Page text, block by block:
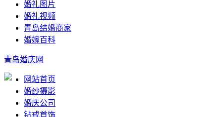
婚礼图片
婚礼视频
青岛结婚商家
婚嫁百科
青岛婚庆网
网站首页
婚纱摄影
婚庆公司
钻戒首饰